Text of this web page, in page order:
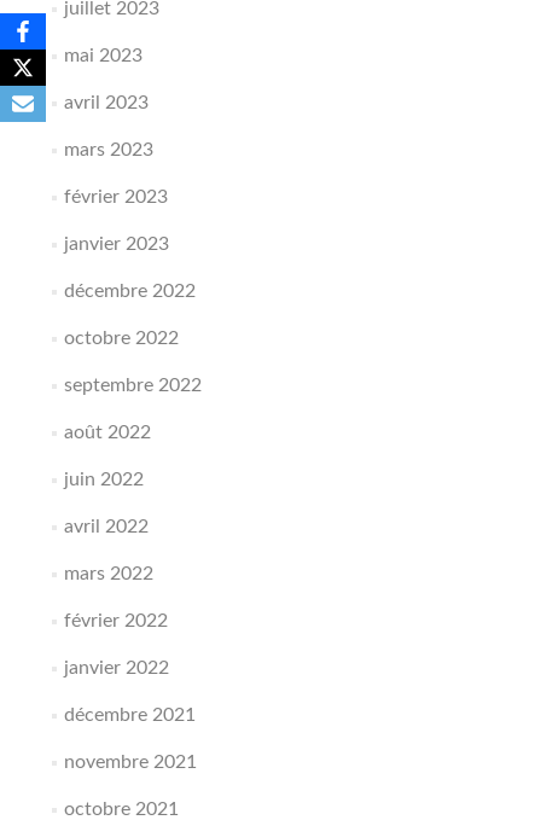
juillet 2023
mai 2023
avril 2023
mars 2023
février 2023
janvier 2023
décembre 2022
octobre 2022
septembre 2022
août 2022
juin 2022
avril 2022
mars 2022
février 2022
janvier 2022
décembre 2021
novembre 2021
octobre 2021